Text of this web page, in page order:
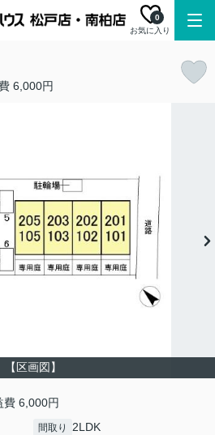
お気に入り
0
6,000円
【区画図】
費 6,000円
間取り 2LDK